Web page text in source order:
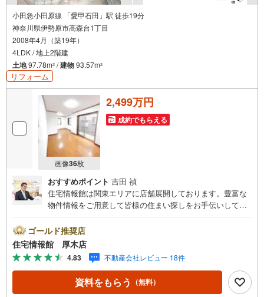
小田急小田原線 「愛甲石田」駅 徒歩19分
神奈川県伊勢原市高森台1丁目
2008年4月（築19年）
4LDK / 地上2階建
土地97.78m2 /建物93.57m2
リフォーム
画像36枚
2,499万円
成約でもらえる
おすすめポイント 吉田 禎
住宅情報館は関東エリアに店舗展開しております。豊富な
物件情報をご用意して皆様の住まい探しをお手伝いしてお
さい。住宅ローン相談会も同時開催中無理のない住宅ロー
ンの試算やご購入の際にかかる諸費用の概算も行っており
ます。しっかりとした資金計画のアドバイスをさせて頂き
ますので、お気軽にご相談ください。
ゴールド推奨店
住宅情報館 厚木店
4.83 不動産会社レビュー 18件
資料をもらう （無料）